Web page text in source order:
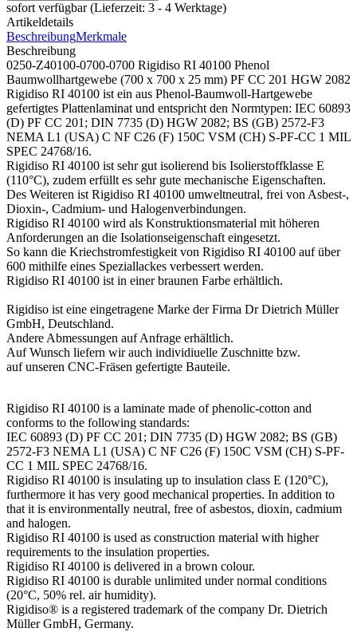
sofort verfügbar (Lieferzeit: 3 - 4 Werktage)
Artikeldetails
BeschreibungMerkmale
Beschreibung
0250-Z40100-0700-0700 Rigidiso RI 40100 Phenol
Baumwollhartgewebe (700 x 700 x 25 mm) PF CC 201 HGW 2082
Rigidiso RI 40100 ist ein aus Phenol-Baumwoll-Hartgewebe
gefertigtes Plattenlaminat und entspricht den Normtypen: IEC 60893
(D) PF CC 201; DIN 7735 (D) HGW 2082; BS (GB) 2572-F3
NEMA L1 (USA) C NF C26 (F) 150C VSM (CH) S-PF-CC 1 MIL
SPEC 24768/16.
Rigidiso RI 40100 ist sehr gut isolierend bis Isolierstoffklasse E
(110°C), zudem erfüllt es sehr gute mechanische Eigenschaften.
Des Weiteren ist Rigidiso RI 40100 umweltneutral, frei von Asbest-,
Dioxin-, Cadmium- und Halogenverbindungen.
Rigidiso RI 40100 wird als Konstruktionsmaterial mit höheren
Anforderungen an die Isolationseigenschaft eingesetzt.
So kann die Kriechstromfestigkeit von Rigidiso RI 40100 auf über
600 mithilfe eines Speziallackes verbessert werden.
Rigidiso RI 40100 ist in einer braunen Farbe erhältlich.
Rigidiso ist eine eingetragene Marke der Firma Dr Dietrich Müller
GmbH, Deutschland.
Andere Abmessungen auf Anfrage erhältlich.
Auf Wunsch liefern wir auch individiuelle Zuschnitte bzw.
auf unseren CNC-Fräsen gefertigte Bauteile.
Rigidiso RI 40100 is a laminate made of phenolic-cotton and
conforms to the following standards:
IEC 60893 (D) PF CC 201; DIN 7735 (D) HGW 2082; BS (GB)
2572-F3 NEMA L1 (USA) C NF C26 (F) 150C VSM (CH) S-PF-
CC 1 MIL SPEC 24768/16.
Rigidiso RI 40100 is insulating up to insulation class E (120°C),
furthermore it has very good mechanical properties. In addition to
that it is environmentally neutral, free of asbestos, dioxin, cadmium
and halogen.
Rigidiso RI 40100 is used as construction material with higher
requirements to the insulation properties.
Rigidiso RI 40100 is delivered in a brown colour.
Rigidiso RI 40100 is durable unlimited under normal conditions
(20°C, 50% rel. air humidity).
Rigidiso® is a registered trademark of the company Dr. Dietrich
Müller GmbH, Germany.